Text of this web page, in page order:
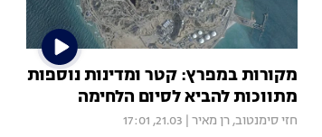
מקורות במפרץ: קטר ומדינות נוספות
מתווכות להביא לסיום הלחימה
חזי סימנטוב, רן מאיר 21.03, 17:01